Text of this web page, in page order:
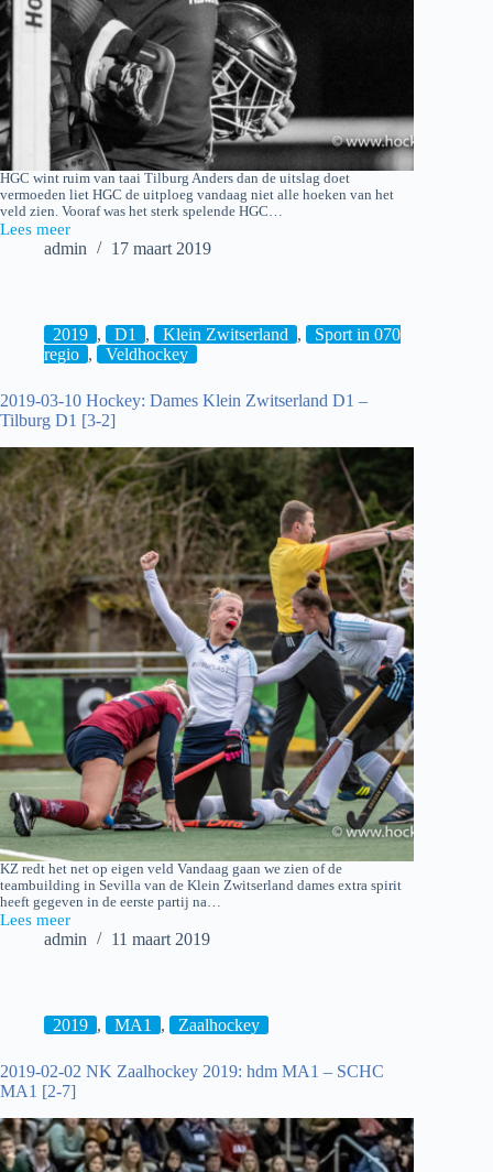
HGC wint ruim van taai Tilburg Anders dan de uitslag doet
vermoeden liet HGC de uitploeg vandaag niet alle hoeken van het
veld zien. Vooraf was het sterk spelende HGC…
Lees meer
2019-
Tilburg
0]
admin 17 maart 2019
2019 , D1 , Klein Zwitserland ,
Sport in 070
regio , Veldhockey
2019-03-10 Hockey: Dames Klein Zwitserland D1 –
Tilburg D1 [3-2]
KZ redt het net op eigen veld Vandaag gaan we zien of de
teambuilding in Sevilla van de Klein Zwitserland dames extra spirit
heeft gegeven in de eerste partij na…
Lees meer
2019-
Zwitserland
–
Tilburg
D1
[3-
2]
admin 11 maart 2019
2019 , MA1 , Zaalhockey
2019-02-02 NK Zaalhockey 2019: hdm MA1 – SCHC
MA1 [2-7]